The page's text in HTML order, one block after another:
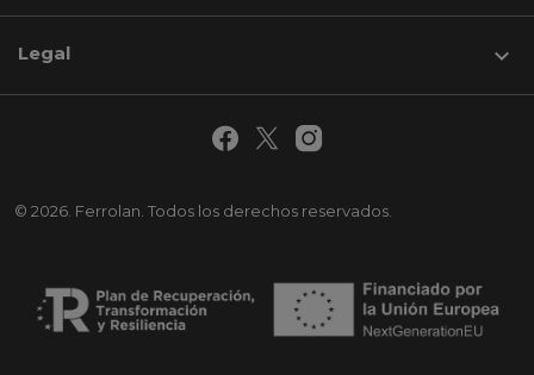
© 2026. Ferrolan. Todos los derechos reservados.
Legal 